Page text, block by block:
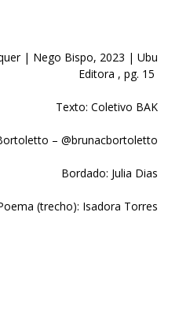
| Nego Bispo, 2023 | Ubu
Editora , pg. 15
Texto: Coletivo BAK
– @brunacbortoletto
Bordado: Julia Dias
(trecho): Isadora Torres